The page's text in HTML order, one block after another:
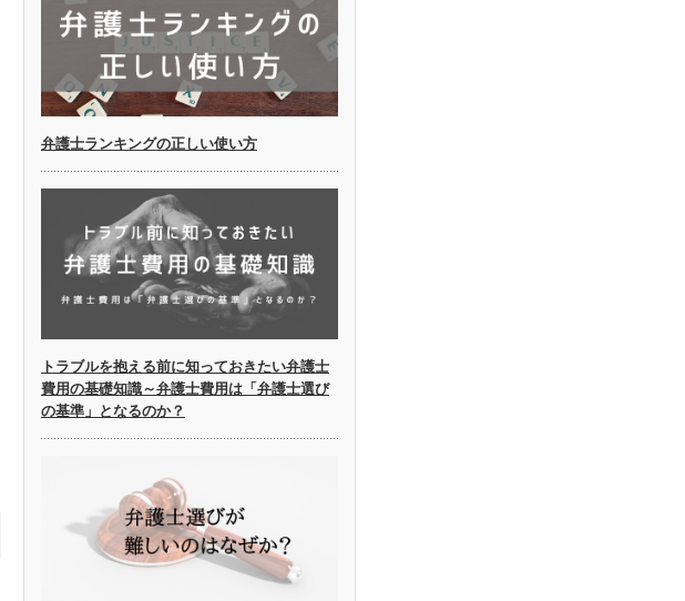
弁護士ランキングの正しい使い方
トラブルを抱える前に知っておきたい弁護士
費用の基礎知識～弁護士費用は「弁護士選び
の基準」となるのか？